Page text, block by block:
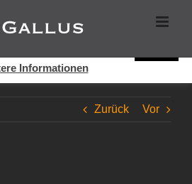
Zurück Vor
Seite bei der Bereitstellung der
dieser Webseite erklären Sie sich
Informationen